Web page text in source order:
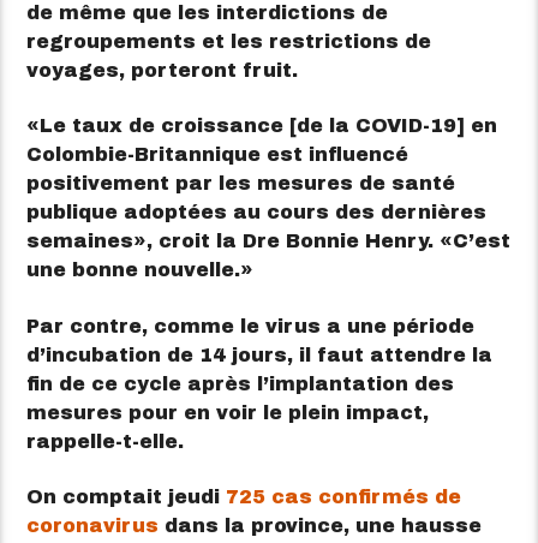
de même que les interdictions de
regroupements et les restrictions de
voyages, porteront fruit.
Le taux de croissance [de la COVID-19] en
Colombie-Britannique est influencé
positivement par les mesures de santé
publique adoptées au cours des dernières
semaines
, croit la Dre Bonnie Henry.
C’est
une bonne nouvelle.
Par contre, comme le virus a une période
d’incubation de 14 jours, il faut attendre la
fin de ce cycle après l’implantation des
mesures pour en voir le plein impact,
rappelle-t-elle.
On comptait jeudi 725 cas confirmés de
coronavirus dans la province, une hausse